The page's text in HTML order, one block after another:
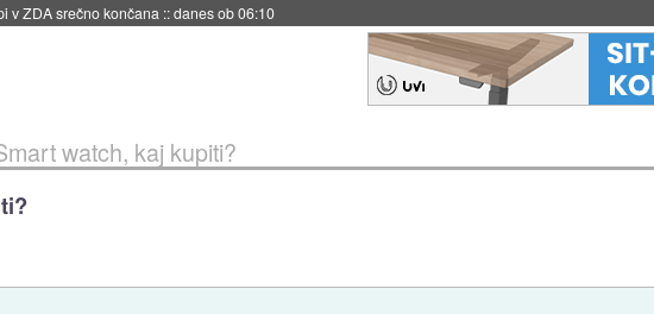
::danes ob 06:09
watch, kaj kupiti?